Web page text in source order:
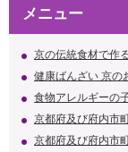
メニュー
京の伝統食材で作
健康ばんざい 京の
食物アレルギーの
京都府及び府内市
京都府及び府内市